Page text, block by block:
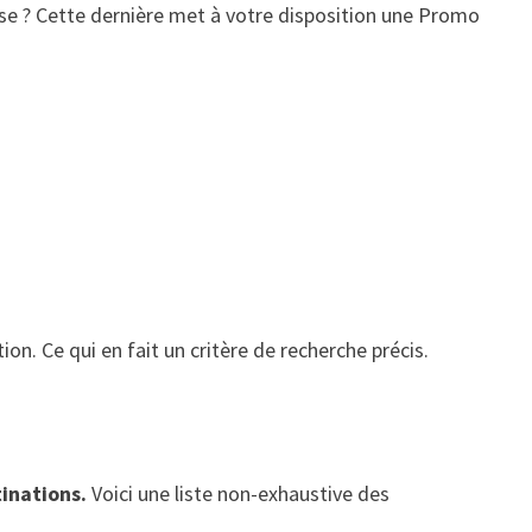
? Cette dernière met à votre disposition une Promo
Ce qui en fait un critère de recherche précis.
Voici une liste non-exhaustive des